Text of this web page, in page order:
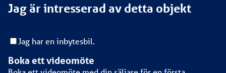
Jag är intresserad av detta objekt
Jag har en inbytesbil.
Boka ett videomöte